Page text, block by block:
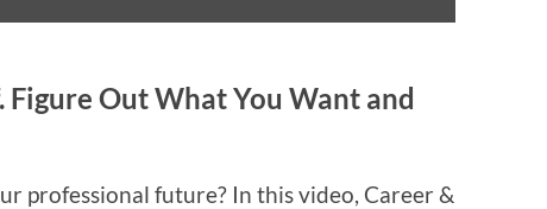
Out What You Want and
professional future? In this video, Career &